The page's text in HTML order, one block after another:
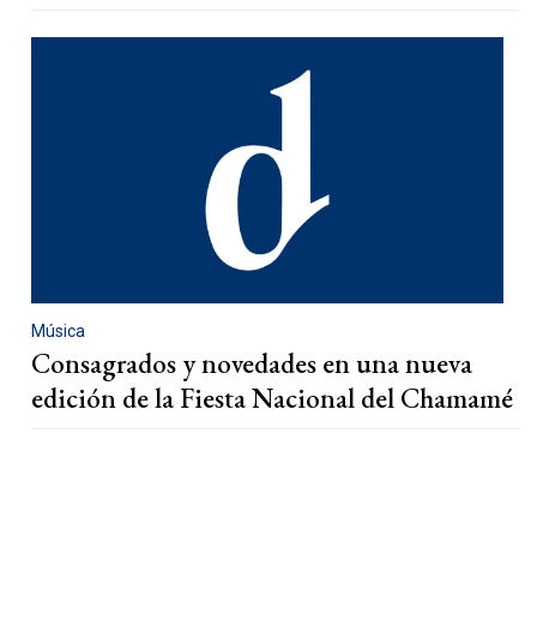
Música
Consagrados y novedades en una nueva
edición de la Fiesta Nacional del Chamamé